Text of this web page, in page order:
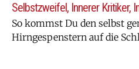
Selbstzweifel, Innerer Kritiker,
So kommst Du den selbst
Hirngespenstern auf die